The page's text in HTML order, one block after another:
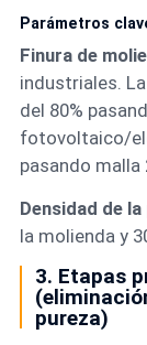
Parámetros
Finura de
industriales.
del 80%
fotovoltaico/
pasando malla
Densidad de la
la molienda y
3. Etapas
pureza)